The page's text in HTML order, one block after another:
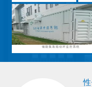
储能集装箱动环监控系统
性